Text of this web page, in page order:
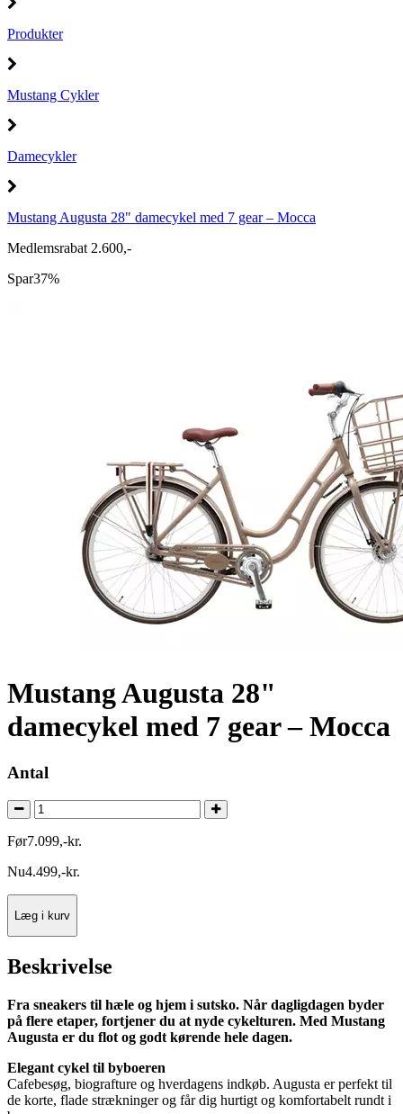
Produkter
Mustang Cykler
Damecykler
Mustang Augusta 28" damecykel med 7 gear – Mocca
Medlemsrabat 2.600,-
Spar37%
Mustang Augusta 28"
damecykel med 7 gear – Mocca
Antal
Før7.099,-kr.
Nu4.499,-kr.
Læg i kurv
Beskrivelse
Fra sneakers til hæle og hjem i sutsko. Når dagligdagen byder
på flere etaper, fortjener du at nyde cykelturen. Med Mustang
Augusta er du flot og godt kørende hele dagen.
Elegant cykel til byboeren
Cafebesøg, biografture og hverdagens indkøb. Augusta er perfekt til
de korte, flade strækninger og får dig hurtigt og komfortabelt rundt i